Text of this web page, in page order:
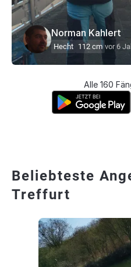
Norman Kahlert
Hecht 112 cm vor 6
Alle 160
Beliebteste
Treffurt